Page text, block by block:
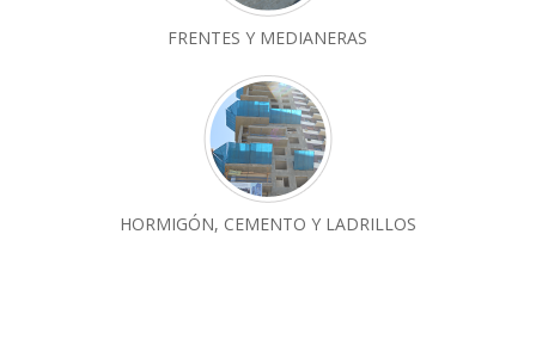
FRENTES Y MEDIANERAS
HORMIGÓN, CEMENTO Y LADRILLOS